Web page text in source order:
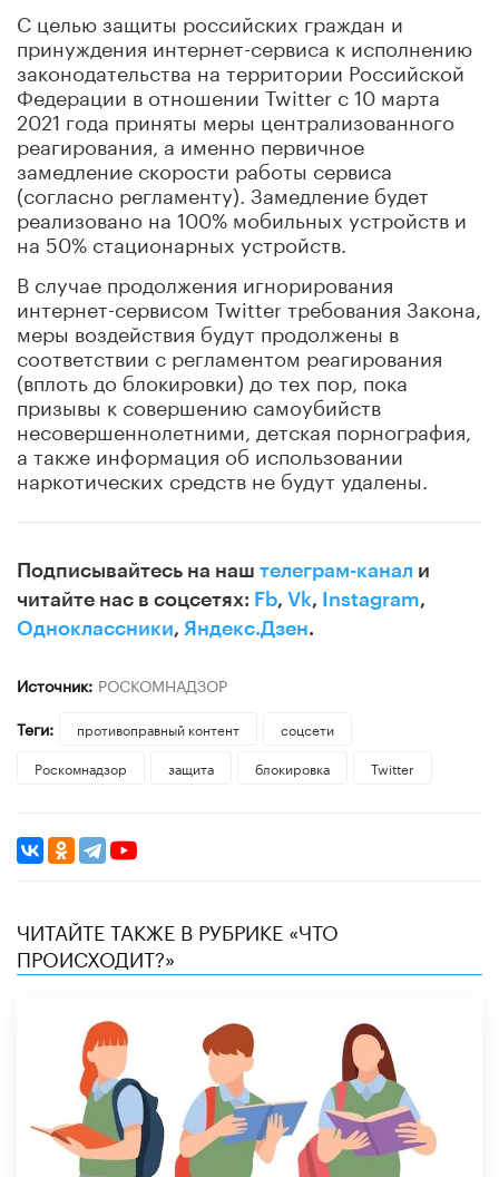
С целью защиты российских граждан и
принуждения интернет-сервиса к исполнению
законодательства на территории Российской
Федерации в отношении Twitter с 10 марта
2021 года приняты меры централизованного
реагирования, а именно первичное
замедление скорости работы сервиса
(согласно регламенту). Замедление будет
реализовано на 100% мобильных устройств и
на 50% стационарных устройств.
В случае продолжения игнорирования
интернет-сервисом Twitter требования Закона,
меры воздействия будут продолжены в
соответствии с регламентом реагирования
(вплоть до блокировки) до тех пор, пока
призывы к совершению самоубийств
несовершеннолетними, детская порнография,
а также информация об использовании
наркотических средств не будут удалены.
Подписывайтесь на наш телеграм-канал и
читайте нас в соцсетях: Fb, Vk, Instagram,
Одноклассники, Яндекс.Дзен.
Источник: РОСКОМНАДЗОР
Теги:
противоправный контент
соцсети
Роскомнадзор
защита блокировка Twitter
ЧИТАЙТЕ ТАКЖЕ В РУБРИКЕ «ЧТО
ПРОИСХОДИТ?»